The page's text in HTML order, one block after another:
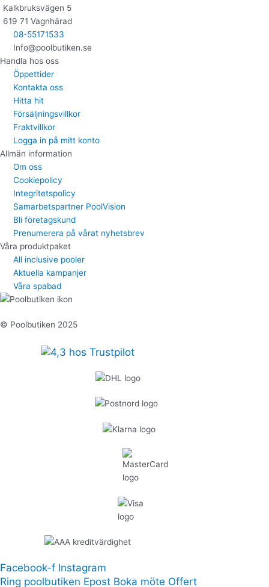
Kalkbruksvägen 5
619 71 Vagnhärad
08-55171533
Info@poolbutiken.se
Handla hos oss
Öppettider
Kontakta oss
Hitta hit
Försäljningsvillkor
Fraktvillkor
Logga in på mitt konto
Allmän information
Om oss
Cookiepolicy
Integritetspolicy
Samarbetspartner PoolVision
Bli företagskund
Prenumerera på vårat nyhetsbrev
Våra produktpaket
All inclusive pooler
Aktuella kampanjer
Våra spabad
© Poolbutiken 2025
Facebook-f Instagram
Ring poolbutiken Epost Boka möte Offert